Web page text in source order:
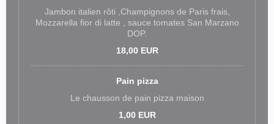
Jambon italien rôti ,Champignons de Paris frais,
Mozzarella fior di latte , sauce tomates San Marzano
DOP.
18,00 EUR
Pain pizza
Le chausson de pain pizza maison
1,00 EUR